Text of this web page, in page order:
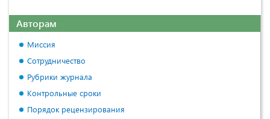
Авторам
Миссия
Сотрудничество
Рубрики журнала
Контрольные сроки
Порядок рецензирования